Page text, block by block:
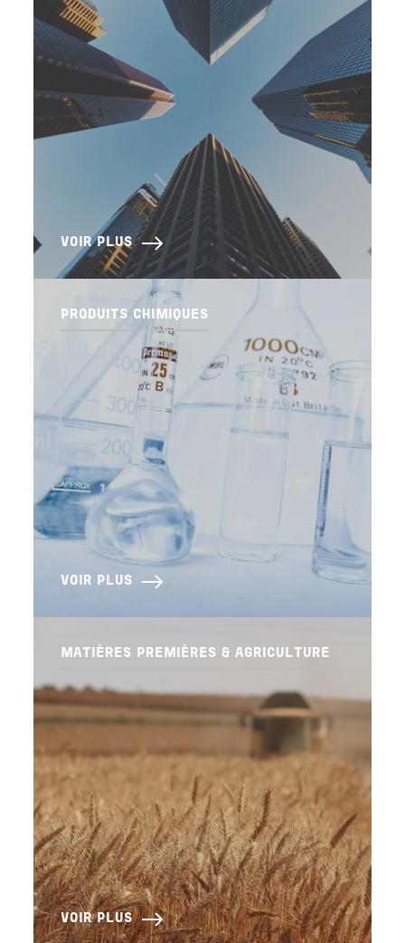
VOIR PLUS
PRODUITS CHIMIQUES
VOIR PLUS
MATIÈRES PREMIÈRES & AGRICULTURE
VOIR PLUS